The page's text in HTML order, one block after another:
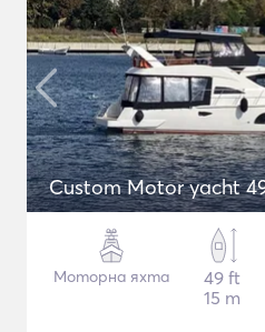
Custom Motor yacht
Моторна яхта
49 ft
15 m